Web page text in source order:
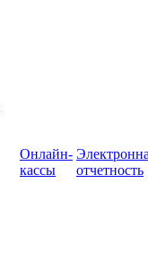
Онлайн-
кассы
отчетность